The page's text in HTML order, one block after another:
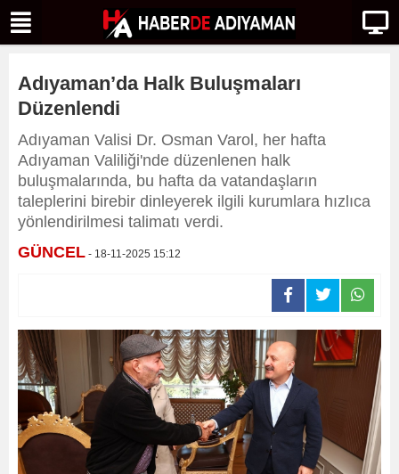
Adıyaman’da Halk Buluşmaları
Düzenlendi
Adıyaman Valisi Dr. Osman Varol, her hafta
Adıyaman Valiliği'nde düzenlenen halk
buluşmalarında, bu hafta da vatandaşların
taleplerini birebir dinleyerek ilgili kurumlara hızlıca
yönlendirilmesi talimatı verdi.
GÜNCEL - 18-11-2025 15:12